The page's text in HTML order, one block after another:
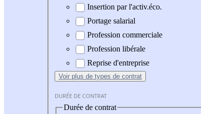
Insertion par l'activ.éco.
Portage salarial
Profession commerciale
Profession libérale
Reprise d'entreprise
Voir plus de types de contrat
DURÉE DE CONTRAT
Durée de contrat